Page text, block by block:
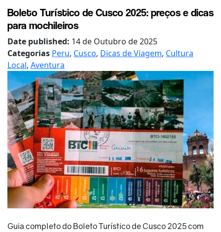
Boleto Turístico de Cusco 2025: preços e dicas
para mochileiros
Date published: 14 de Outubro de 2025
Categorias Peru, Cusco, Dicas de Viagem, Cultura
Local, Aventura
Guia completo do Boleto Turístico de Cusco 2025 com